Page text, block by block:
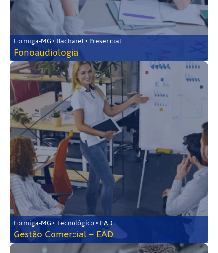
Formiga-MG • Bacharel • Presencial
Fonoaudiologia
Formiga-MG • Tecnológico • EAD
Gestão Comercial – EAD